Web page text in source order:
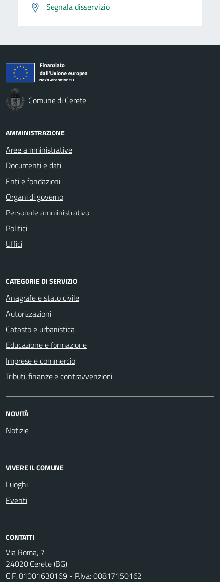
Segnala disservizio
Comune di Cerete
AMMINISTRAZIONE
Aree amministrative
Documenti e dati
Enti e fondazioni
Organi di governo
Personale amministrativo
Politici
Uffici
CATEGORIE DI SERVIZIO
Anagrafe e stato civile
Autorizzazioni
Catasto e urbanistica
Educazione e formazione
Imprese e commercio
Tributi, finanze e contravvenzioni
NOVITÀ
Notizie
VIVERE IL COMUNE
Luoghi
Eventi
CONTATTI
Via Roma, 7
24020 Cerete (BG)
C.F. 81001630169 - P.Iva: 00817150162